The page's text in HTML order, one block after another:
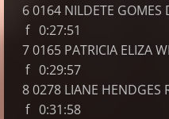
6 0164 NILDETE
f 0:27:51
7 0165 PATRICIA
f 0:29:57
8 0278 LIANE
f 0:31:58